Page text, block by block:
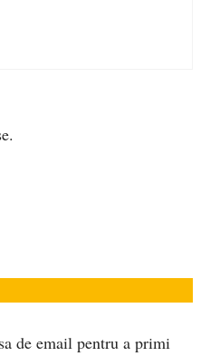
de email pentru a primi